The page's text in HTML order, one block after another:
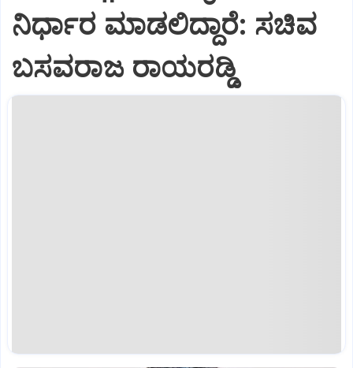
ನಿರ್ಧಾರ ಮಾಡಲಿದ್ದಾರೆ: ಸಚಿವ
ಬಸವರಾಜ ರಾಯರಡ್ಡಿ